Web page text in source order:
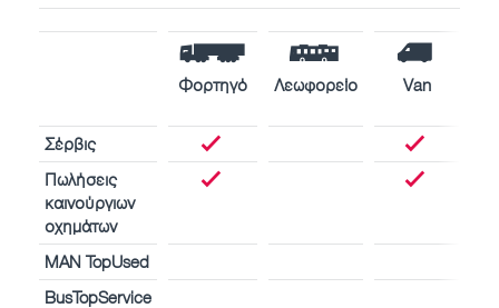
Φορτηγό Λεωφορείο Van
Σέρβις
Πωλήσεις
καινούργιων
οχημάτων
MAN TopUsed
BusTopService